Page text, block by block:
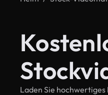
Laden Sie